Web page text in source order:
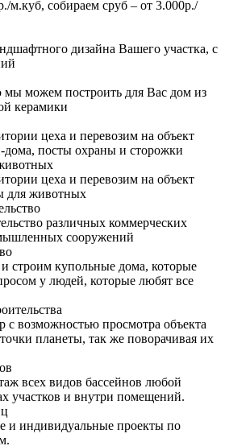
м.куб, собираем сруб – от 3.000р./
дизайна Вашего участка, с
можем построить для Вас дом из
керамики
цеха и перевозим на объект
посты охраны и сторожки
цеха и перевозим на объект
для животных
различных коммерческих
сооружений
строим купольные дома, которые
у людей, которые любят все
с возможностью просмотра объекта
планеты, так же поворачивая их
всех видов бассейнов любой
участков и внутри помещений.
и индивидуальные проекты по